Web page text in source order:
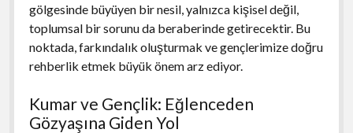
gölgesinde büyüyen bir nesil, yalnızca kişisel değil,
toplumsal bir sorunu da beraberinde getirecektir. Bu
noktada, farkındalık oluşturmak ve gençlerimize doğru
rehberlik etmek büyük önem arz ediyor.
Kumar ve Gençlik: Eğlenceden
Gözyaşına Giden Yol